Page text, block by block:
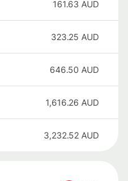
161.63 AUD
323.25 AUD
646.50 AUD
1,616.26 AUD
3,232.52 AUD